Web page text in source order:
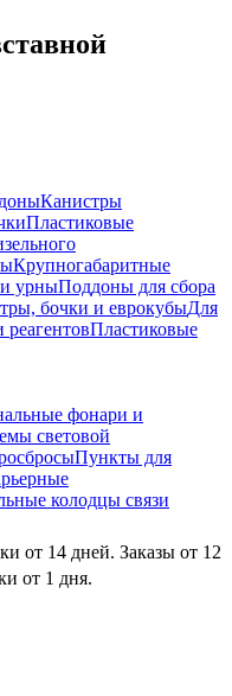
Канистры
Пластиковые
Крупногабаритные
урныПоддоны для сбора
бочки и еврокубыДля
Пластиковые
фонари и
световой
Пункты для
колодцы связи
от 14 дней. Заказы от 12
от 1 дня.